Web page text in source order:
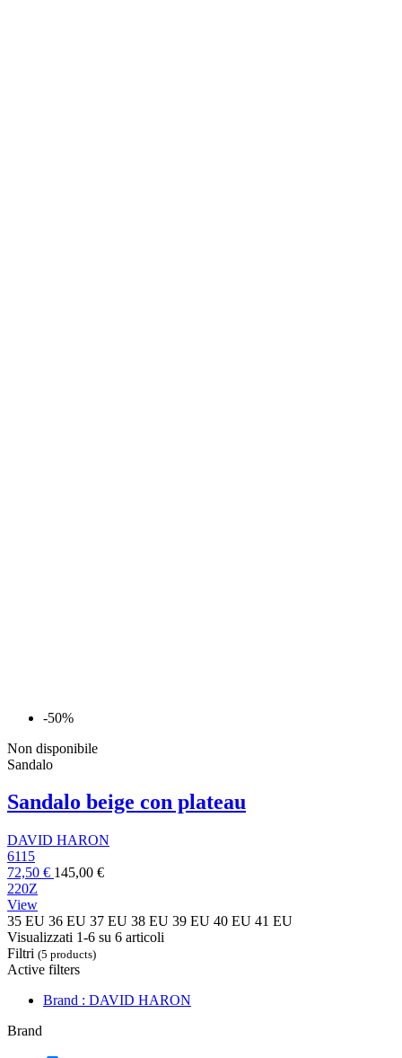
-50%
Non disponibile
Sandalo
Sandalo beige con plateau
DAVID HARON
6115
72,50 € 145,00 €
220Z
View
35 EU 36 EU 37 EU 38 EU 39 EU 40 EU 41 EU
Visualizzati 1-6 su 6 articoli
Filtri (5 products)
Active filters
Brand : DAVID HARON
Brand